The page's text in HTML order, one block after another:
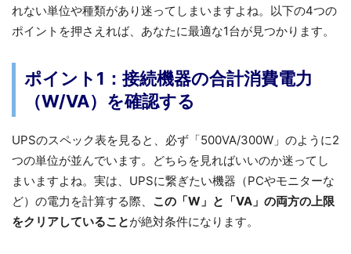
れない単位や種類があり迷ってしまいますよね。以下の4つの
ポイントを押さえれば、あなたに最適な1台が見つかります。
ポイント1：接続機器の合計消費電力
（W/VA）を確認する
UPSのスペック表を見ると、必ず「500VA/300W」のように2
つの単位が並んでいます。どちらを見ればいいのか迷ってし
まいますよね。実は、UPSに繋ぎたい機器（PCやモニターな
ど）の電力を計算する際、 この「W」と「VA」の両方の上限
をクリアしていることが絶対条件になります。